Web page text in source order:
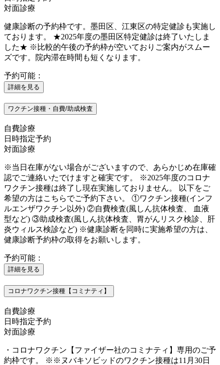
対面診療
健康診断の予約枠です。墨田区、江東区の特定健診も実施し
ております。 ★2025年度の墨田区特定健診は終了いたしま
した★ ※比較的午後の予約枠が空いておりご案内がスムー
ズです。院内滞在時間も短くなります。
予約可能：
詳細を見る
ワクチン接種・自費/助成検査
自費診療
日時指定予約
対面診療
※当日在庫がない場合がございますので、あらかじめ在庫確
認でご連絡いたでけますと確実です。 ※2025年度のコロナ
ワクチン接種は終了し現在実施しておりません。 以下をご
希望の方はこちらでご予約下さい。 ①ワクチン接種(インフ
ルエンザワクチン以外) ②自費検査(風しん抗体検査、 血液
型など) ③助成検査(風しん抗体検査、胃がんリスク検診、肝
炎ウィルス検診など) ※健康診断を同時に実施希望の方は、
健康診断予約枠の取得をお願いします。
予約可能：
詳細を見る
コロナワクチン接種【コミナティ】
自費診療
日時指定予約
対面診療
・コロナワクチン【ファイザー社のコミナティ】専用のご予
約枠です。 ※※ヌバキソビッドのワクチン接種は11月30日